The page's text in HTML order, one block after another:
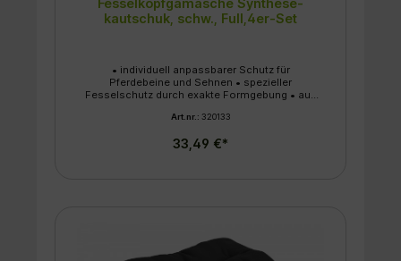
kautschuk, schw., Full,4er-Set
• individuell anpassbarer Schutz für
Pferdebeine und Sehnen • spezieller
Fesselschutz durch exakte Formgebung • aus
atmungsaktivem Synthesekautschuk; beugt
befestigen durch Klettverschlüsse, die
Art.nr.: 320133
33,49 €*